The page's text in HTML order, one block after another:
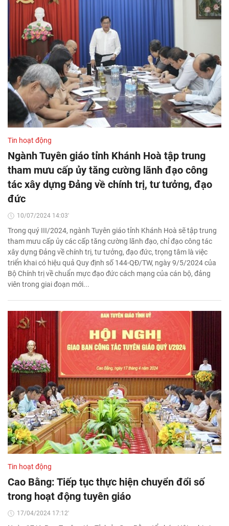
Tin hoạt động
Ngành Tuyên giáo tỉnh Khánh Hoà tập trung
tham mưu cấp ủy tăng cường lãnh đạo công
tác xây dựng Đảng về chính trị, tư tưởng, đạo
đức
10/07/2024 14:03'
Trong quý III/2024, ngành Tuyên giáo tỉnh Khánh Hoà sẽ tập trung
tham mưu cấp ủy các cấp tăng cường lãnh đạo, chỉ đạo công tác
xây dựng Đảng về chính trị, tư tưởng, đạo đức, trọng tâm là việc
triển khai có hiệu quả Quy định số 144-QĐ/TW, ngày 9/5/2024 của
Bộ Chính trị về chuẩn mực đạo đức cách mạng của cán bộ, đảng
viên trong giai đoạn mới...
Tin hoạt động
Cao Bằng: Tiếp tục thực hiện chuyển đổi số
trong hoạt động tuyên giáo
17/04/2024 17:12'